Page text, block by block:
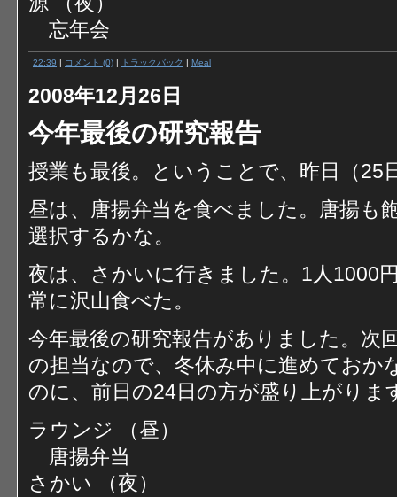
忘年会
22:39 | コメント (0) | トラックバック | Meal
2008年12月26日
今年最後の研究報告
授業も最後。ということで、昨日（25
昼は、唐揚弁当を食べました。唐揚も
選択するかな。
夜は、さかいに行きました。1人1000
常に沢山食べた。
今年最後の研究報告がありました。次
の担当なので、冬休み中に進めてお
のに、前日の24日の方が盛り上がりま
ラウンジ （昼）
唐揚弁当
さかい （夜）